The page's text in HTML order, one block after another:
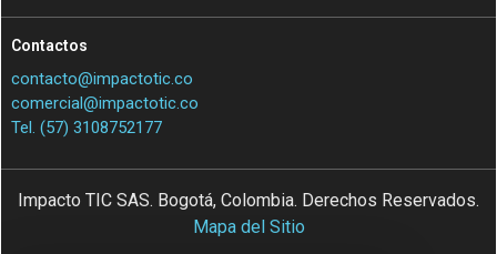
Contactos
contacto@impactotic.co
comercial@impactotic.co
Tel. (57) 3108752177
Impacto TIC SAS. Bogotá, Colombia. Derechos Reservados.
Mapa del Sitio